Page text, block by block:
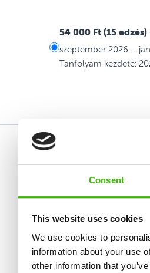
Consent
This website uses cookies
We use cookies to
information about your use
other information that
54 000 Ft (15 edzés)
szeptember 2026 –
Tanfolyam kezdete:
Sokoldalú